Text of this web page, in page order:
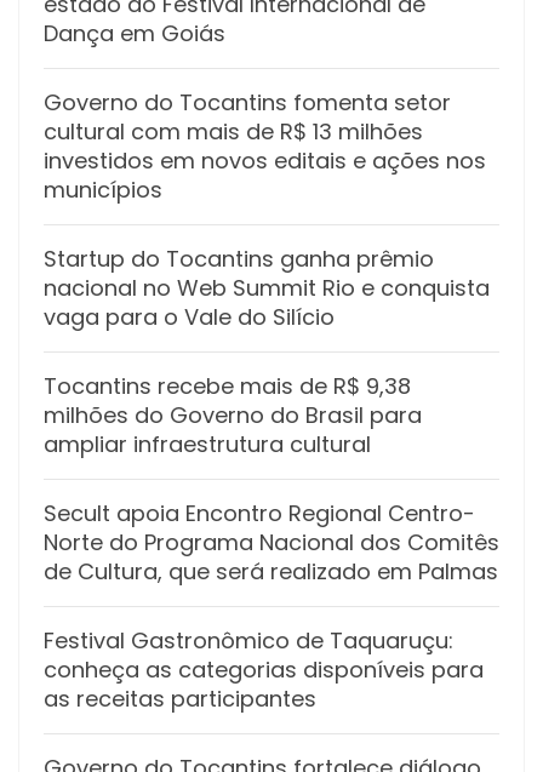
Dança em Goiás
Governo do Tocantins fomenta setor
cultural com mais de R$ 13 milhões
investidos em novos editais e ações nos
municípios
Startup do Tocantins ganha prêmio
nacional no Web Summit Rio e conquista
vaga para o Vale do Silício
Tocantins recebe mais de R$ 9,38
milhões do Governo do Brasil para
ampliar infraestrutura cultural
Secult apoia Encontro Regional Centro-
Norte do Programa Nacional dos Comitês
de Cultura, que será realizado em Palmas
Festival Gastronômico de Taquaruçu:
conheça as categorias disponíveis para
as receitas participantes